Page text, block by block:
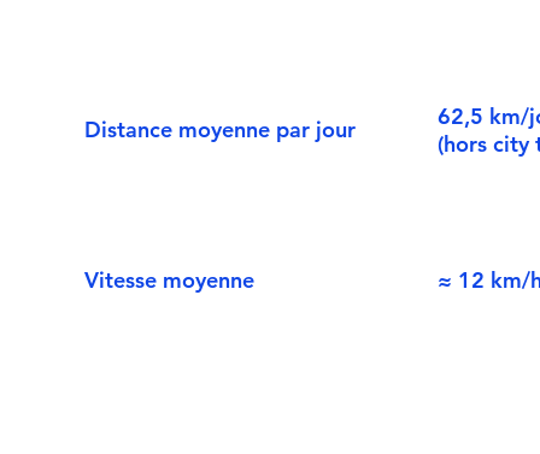
Distance moyenne par jour
62,5 km/
(hors city
Vitesse moyenne ≈ 12 km/